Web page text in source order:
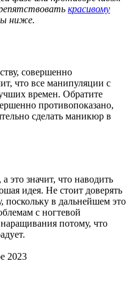
красивому
ниже.
совершенно
что все манипуляции с
времен. Обратите
противопоказано,
сделать маникюр в
это значит, что наводить
идея. Не стоит доверять
поскольку в дальнейшем это
с ногтевой
потому, что